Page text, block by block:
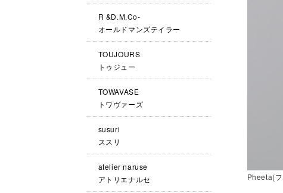
R &D.M.Co-
オールドマンズテイラー
TOUJOURS
トゥジュー
TOWAVASE
トワヴァーズ
susuri
ススリ
atelier naruse
アトリエナルセ
Pheeta(